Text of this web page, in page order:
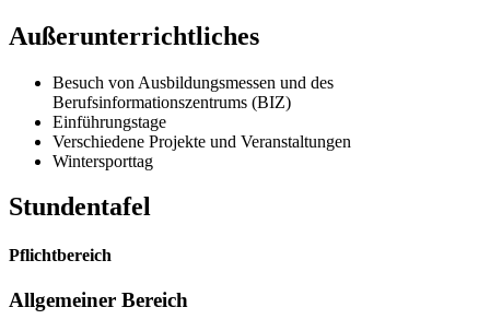
Außerunterrichtliches
Besuch von Ausbildungsmessen und des
Berufsinformationszentrums (BIZ)
Einführungstage
Verschiedene Projekte und Veranstaltungen
Wintersporttag
Stundentafel
Pflichtbereich
Allgemeiner Bereich